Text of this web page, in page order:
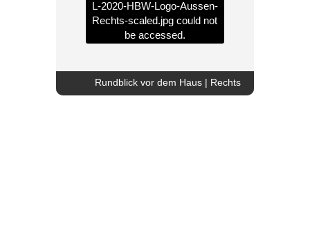
Rundblick vor dem Haus | Rechts
L-2020-HBW-Logo-Aussen-
Rechts-scaled.jpg could not
be accessed.